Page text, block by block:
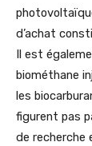
d’achat
Il est
biométhane
les
figurent pas
de recherche